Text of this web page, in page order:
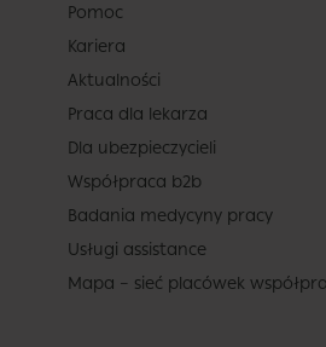
Pomoc
Kariera
Aktualności
Praca dla lekarza
Dla ubezpieczycieli
Współpraca b2b
Badania medycyny pracy
Usługi assistance
Mapa – sieć placówek